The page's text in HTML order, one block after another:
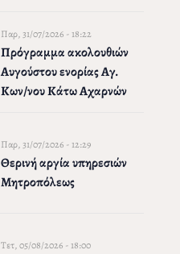
Παρ, 31/07/2026 - 18:22
Πρόγραμμα ακολουθιών
Αυγούστου ενορίας Αγ.
Κων/νου Κάτω Αχαρνών
Παρ, 31/07/2026 - 12:29
Θερινή αργία υπηρεσιών
Μητροπόλεως
Τετ, 05/08/2026 - 18:00